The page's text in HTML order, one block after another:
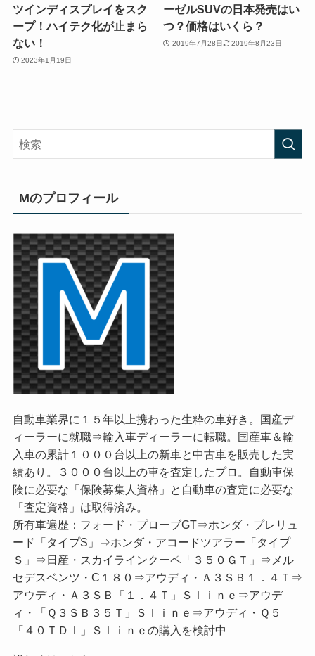
ツインディスプレイをスク
ープ！ハイテク化が止まら
ない！
2023年1月19日
ーゼルSUVの日本発売はい
つ？価格はいくら？
2019年7月28日 2019年8月23日
Mのプロフィール
自動車業界に１５年以上携わった生粋の車好き。国産デ
ィーラーに就職⇒輸入車ディーラーに転職。国産車＆輸
入車の累計１０００台以上の新車と中古車を販売した実
績あり。３０００台以上の車を査定したプロ。自動車保
険に必要な「保険募集人資格」と自動車の査定に必要な
「査定資格」は取得済み。
所有車遍歴：フォード・プローブGT⇒ホンダ・プレリュ
ード「タイプS」⇒ホンダ・アコードツアラー「タイプ
Ｓ」⇒日産・スカイラインクーペ「３５０ＧＴ」⇒メル
セデスベンツ・C１８０⇒アウディ・Ａ３ＳＢ１．４Ｔ⇒
アウディ・Ａ３ＳＢ「１．４Ｔ」Ｓｌｉｎｅ⇒アウデ
ィ・「Ｑ３ＳＢ３５Ｔ」Ｓｌｉｎｅ⇒アウディ・Ｑ５
「４０ＴＤＩ」Ｓｌｉｎｅの購入を検討中